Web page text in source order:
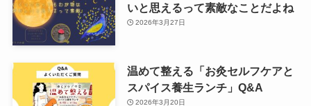
いと思えるって素敵なことだよね
2026年3月27日
温めて整える「お灸セルフケアと
スパイス養生ランチ」Q&A
2026年3月20日